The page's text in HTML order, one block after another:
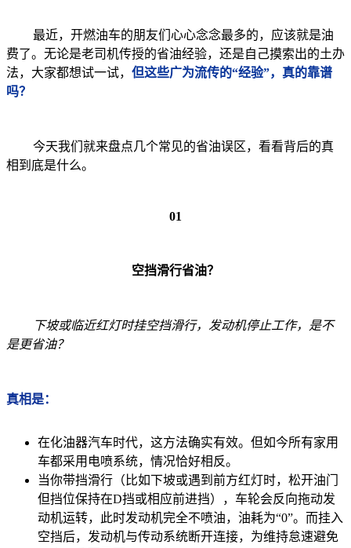
最近，开燃油车的朋友们心心念念最多的，应该就是油
费了。无论是老司机传授的省油经验，还是自己摸索出的土办
法，大家都想试一试， 但这些广为流传的“经验”，真的靠谱
吗？
今天我们就来盘点几个常见的省油误区，看看背后的真
相到底是什么。
01
空挡滑行省油？
下坡或临近红灯时挂空挡滑行，发动机停止工作，是不
是更省油？
真相是：
在化油器汽车时代，这方法确实有效。但如今所有家用
车都采用电喷系统，情况恰好相反。
当你带挡滑行（比如下坡或遇到前方红灯时，松开油门
但挡位保持在D挡或相应前进挡），车轮会反向拖动发
动机运转，此时发动机完全不喷油，油耗为“0”。而挂入
空挡后，发动机与传动系统断开连接，为维持怠速避免